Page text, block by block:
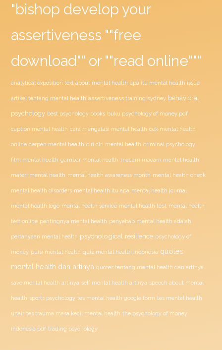
"bishop develop your
assertiveness ""free
download"" or ""read online"""
analytical exposition text about mental health apa itu mental health issue
artikel tentang mental health assertiveness training sydney behavioral
psychology best psychology books buku psychology of money pdf
caption mental health cara mengatasi mental health cek mental health
online cerpen mental health ciri ciri mental health criminal psychology
film mental health gambar mental health macam macam mental health
materi mental health mental health awareness month mental health check
mental health disorders mental health itu apa mental health journal
mental health logo mental health service mental health test mental health
test online pentingnya mental health penyebab mental health adalah
pertanyaan mental health psychological resilience psychology of
money puisi mental health quiz mental health indonesia quotes
mental health dan artinya quotes tentang mental health dan artinya
save mental health artinya self mental health artinya speech about mental
health sports psychology tes mental health google form tes mental health
unair tes trauma masa kecil mental health the psychology of money
indonesia pdf trading psychology